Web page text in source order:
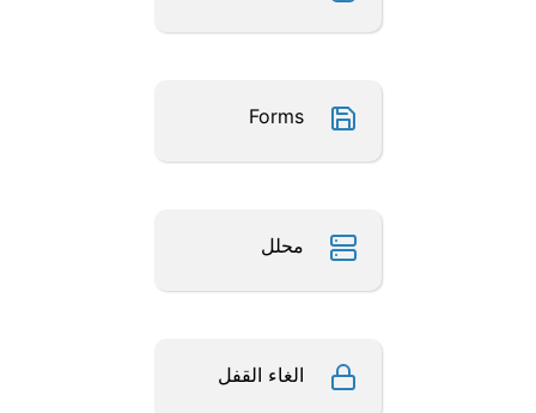
Forms
محلل
الغاء القفل